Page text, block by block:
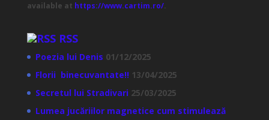
available at https://www.cartim.ro/.
RSS
Poezia lui Denis 01/12/2025
Florii binecuvantate!! 13/04/2025
Secretul lui Stradivari 25/03/2025
Lumea jucăriilor magnetice cum stimulează